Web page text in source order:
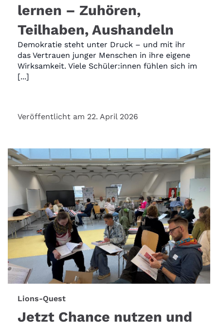
lernen – Zuhören,
Teilhaben, Aushandeln
Demokratie steht unter Druck – und mit ihr
das Vertrauen junger Menschen in ihre eigene
Wirksamkeit. Viele Schüler:innen fühlen sich im
[...]
Veröffentlicht am 22. April 2026
Lions-Quest
Jetzt Chance nutzen und